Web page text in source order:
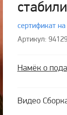
сертификат
Артикул: 94129
Намёк о
Видео